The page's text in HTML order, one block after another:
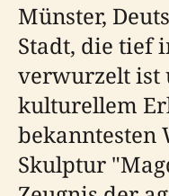
Münster,
Stadt, die tief
verwurzelt ist
kulturellem
bekanntesten
Skulptur